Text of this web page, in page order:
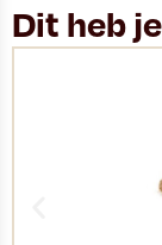
Dit heb